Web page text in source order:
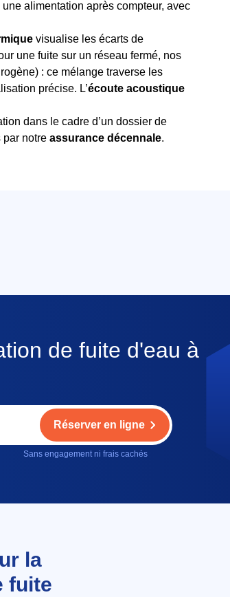
une alimentation après compteur, avec
visualise les écarts de
une fuite sur un réseau fermé, nos
: ce mélange traverse les
précise. L’écoute acoustique
dans le cadre d’un dossier de
par notre assurance décennale.
de fuite d'eau à
Réserver en ligne
Sans engagement ni frais cachés
la
fuite